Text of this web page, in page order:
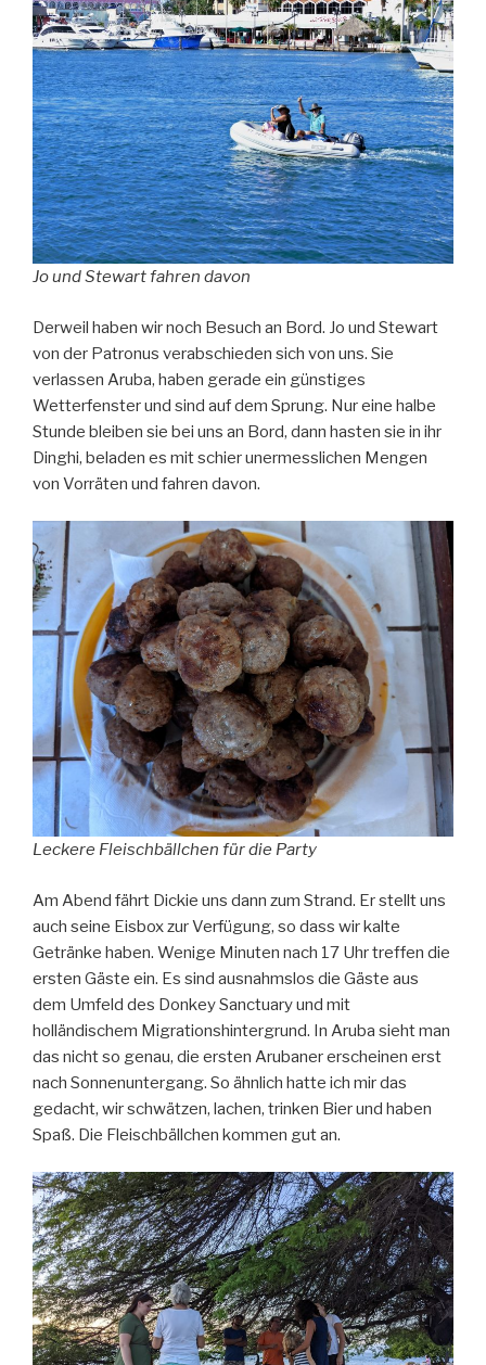
Jo und Stewart fahren davon
Derweil haben wir noch Besuch an Bord. Jo und Stewart
von der Patronus verabschieden sich von uns. Sie
verlassen Aruba, haben gerade ein günstiges
Wetterfenster und sind auf dem Sprung. Nur eine halbe
Stunde bleiben sie bei uns an Bord, dann hasten sie in ihr
Dinghi, beladen es mit schier unermesslichen Mengen
von Vorräten und fahren davon.
Leckere Fleischbällchen für die Party
Am Abend fährt Dickie uns dann zum Strand. Er stellt uns
auch seine Eisbox zur Verfügung, so dass wir kalte
Getränke haben. Wenige Minuten nach 17 Uhr treffen die
ersten Gäste ein. Es sind ausnahmslos die Gäste aus
dem Umfeld des Donkey Sanctuary und mit
holländischem Migrationshintergrund. In Aruba sieht man
das nicht so genau, die ersten Arubaner erscheinen erst
nach Sonnenuntergang. So ähnlich hatte ich mir das
gedacht, wir schwätzen, lachen, trinken Bier und haben
Spaß. Die Fleischbällchen kommen gut an.